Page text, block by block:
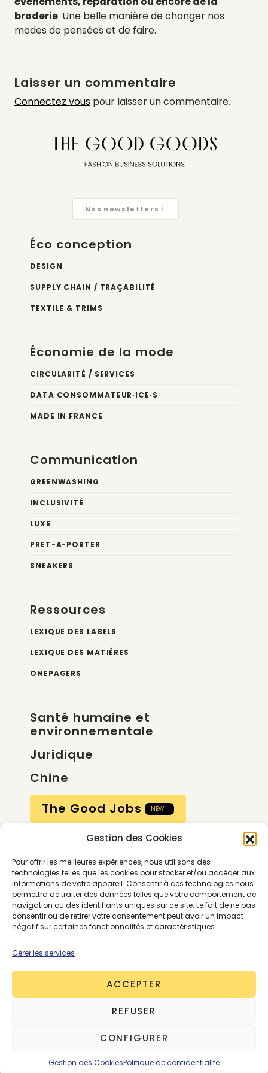
Gestion des Cookies
Pour offrir les meilleures expériences, nous utilisons des
technologies telles que les cookies pour stocker et/ou accéder aux
informations de votre appareil. Consentir à ces technologies nous
permettra de traiter des données telles que votre comportement de
navigation ou des identifiants uniques sur ce site. Le fait de ne pas
consentir ou de retirer votre consentement peut avoir un impact
négatif sur certaines fonctionnalités et caractéristiques.
Gérer les services
ACCEPTER
REFUSER
CONFIGURER
Gestion des CookiesPolitique de confidentialité
broderie. Une belle manière de changer nos
modes de pensées et de faire.
Laisser un commentaire
Connectez vous pour laisser un commentaire.
Nos newsletters
Éco conception
DESIGN
SUPPLY CHAIN / TRAÇABILITÉ
TEXTILE & TRIMS
Économie de la mode
CIRCULARITÉ / SERVICES
DATA CONSOMMATEUR·ICE·S
MADE IN FRANCE
Communication
GREENWASHING
INCLUSIVITÉ
LUXE
PRET-A-PORTER
SNEAKERS
Ressources
LEXIQUE DES LABELS
LEXIQUE DES MATIÈRES
ONEPAGERS
Santé humaine et
environnementale
Juridique
Chine
The Good Jobs
NEW !
Compte
Calendrier
Contactez-nous
Conditions générales
Mentions légales
Gestion des cookies
© 2026 - The Good Goods - Tous droits réservés